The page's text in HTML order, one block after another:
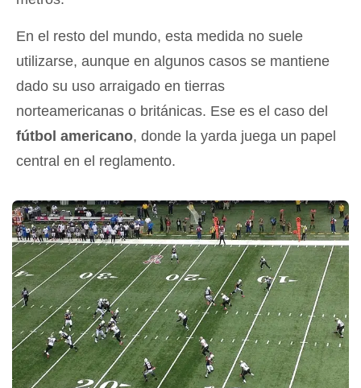
En el resto del mundo, esta medida no suele
utilizarse, aunque en algunos casos se mantiene
dado su uso arraigado en tierras
norteamericanas o británicas. Ese es el caso del
fútbol americano, donde la yarda juega un papel
central en el reglamento.